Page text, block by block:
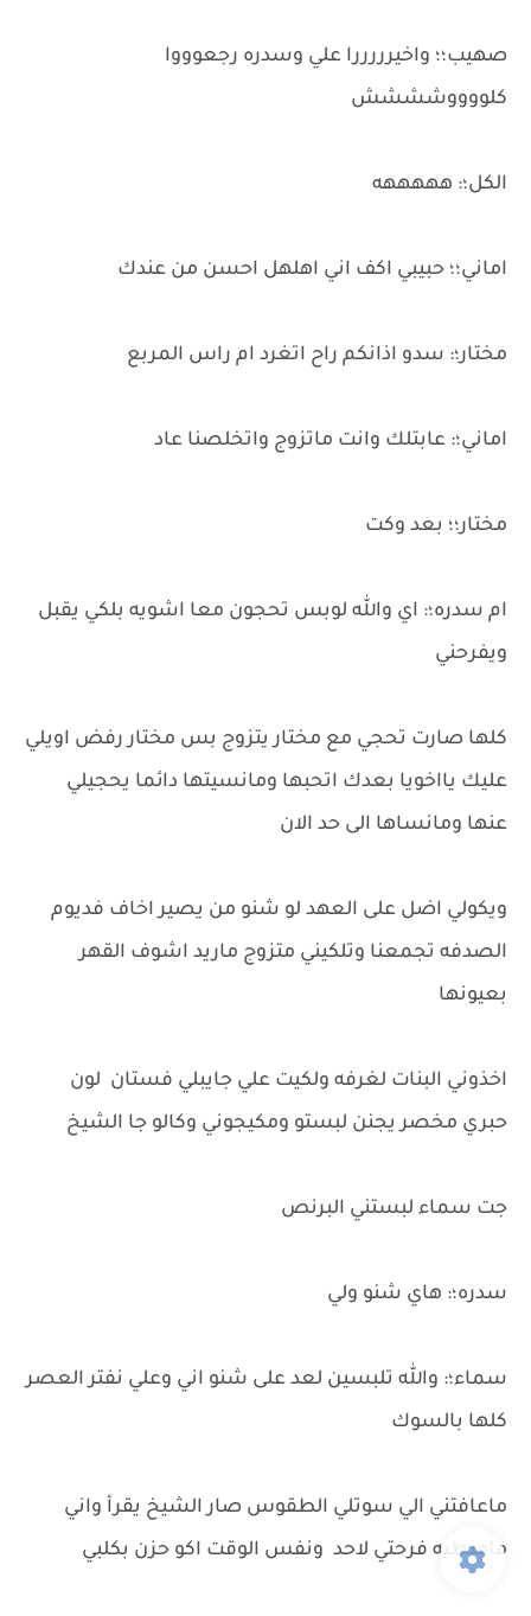
صهيب؛؛ واخيرررررا علي وسدره رجعوووا
كلووووشششش
الكل؛: هههههه
اماني؛؛ حبيبي اكف اني اهلهل احسن من عندك
مختار؛: سدو اذانكم راح اتغرد ام راس المربع
اماني؛: عابتلك وانت ماتزوج واتخلصنا عاد
مختار؛؛ بعد وكت
ام سدره؛: اي والله لوبس تحجون معا اشويه بلكي يقبل
ويفرحني
كلها صارت تحجي مع مختار يتزوج بس مختار رفض اويلي
عليك يااخويا بعدك اتحبها ومانسيتها دائما يحجيلي
عنها ومانساها الى حد الان
ويكولي اضل على العهد لو شنو من يصير اخاف فديوم
الصدفه تجمعنا وتلكيني متزوج ماريد اشوف القهر
بعيونها
اخذوني البنات لغرفه ولكيت علي جايبلي فستان لون
حبري مخصر يجنن لبستو ومكيجوني وكالو جا الشيخ
جت سماء لبستني البرنص
سدره؛: هاي شنو ولي
سماء؛: والله تلبسين لعد على شنو اني وعلي نفتر العصر
كلها بالسوك
ماعافتني الي سوتلي الطقوس صار الشيخ يقرأ واني
مامنطيه فرحتي لاحد ونفس الوقت اكو حزن بكلبي